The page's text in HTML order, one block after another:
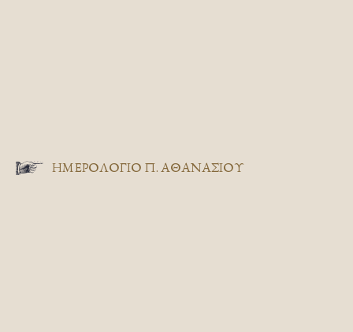
ΗΜΕΡΟΛΟΓΙΟ Π. ΑΘΑΝΑΣΙΟΥ